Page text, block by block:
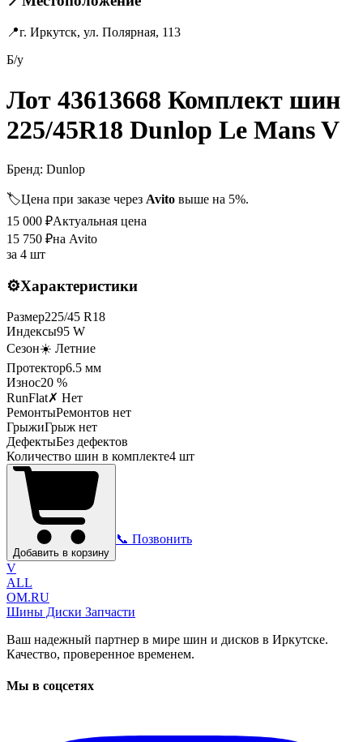
📍г. Иркутск, ул. Полярная, 113
Б/у
Лот 43613668 Комплект шин
225/45R18 Dunlop Le Mans V
Бренд: Dunlop
🏷️Цена при заказе через Avito выше на 5%.
15 000 ₽Актуальная цена
15 750 ₽на Avito
за 4 шт
⚙️Характеристики
Размер225/45 R18
Индексы95 W
Сезон☀️ Летние
Протектор6.5 мм
Износ20 %
RunFlat✗ Нет
РемонтыРемонтов нет
ГрыжиГрыж нет
ДефектыБез дефектов
Количество шин в комплекте4 шт
Добавить в корзину
📞 Позвонить
V
ALL
OM.RU
Шины Диски Запчасти
Ваш надежный партнер в мире шин и дисков в Иркутске.
Качество, проверенное временем.
Мы в соцсетях